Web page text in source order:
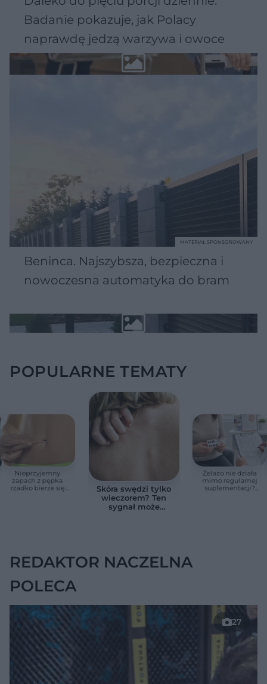
Badanie pokazuje, jak Polacy
naprawdę jedzą warzywa i owoce
Beninca. Najszybsza, bezpieczna i
nowoczesna automatyka do bram
MATERIAŁ SPONSOROWANY
POPULARNE TEMATY
Nieprzyjemny
zapach z pępka
rzadko bierze się
Skóra swędzi tylko
wieczorem? Ten
sygnał może
Żelazo nie działa
mimo regularnej
suplementacji?
REDAKTOR NACZELNA
POLECA
27